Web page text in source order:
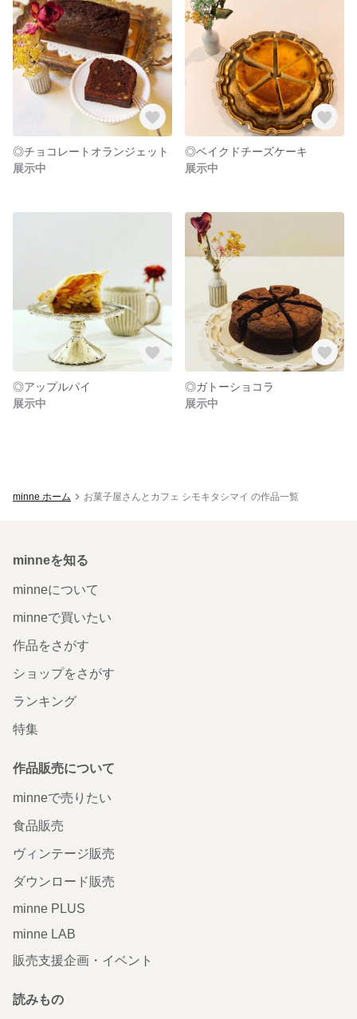
◎チョコレートオランジェット
展示中
◎ベイクドチーズケーキ
展示中
◎アップルパイ
展示中
◎ガトーショコラ
展示中
minne ホーム お菓子屋さんとカフェ シモキタシマイ の作品一覧
minneを知る
minneについて
minneで買いたい
作品をさがす
ショップをさがす
ランキング
特集
作品販売について
minneで売りたい
食品販売
ヴィンテージ販売
ダウンロード販売
minne PLUS
minne LAB
販売支援企画・イベント
読みもの